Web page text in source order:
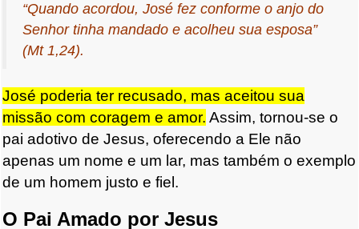
“Quando acordou, José fez conforme o anjo do
Senhor tinha mandado e acolheu sua esposa”
(Mt 1,24).
José poderia ter recusado, mas aceitou sua
missão com coragem e amor. Assim, tornou-se o
pai adotivo de Jesus, oferecendo a Ele não
apenas um nome e um lar, mas também o exemplo
de um homem justo e fiel.
O Pai Amado por Jesus